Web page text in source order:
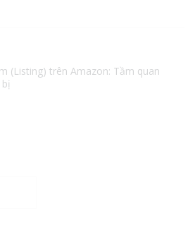
(Listing) trên Amazon: Tầm quan